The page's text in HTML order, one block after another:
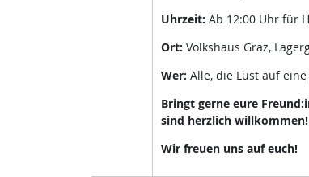
Uhrzeit: Ab 12:00 Uhr für
Ort: Volkshaus Graz,
Wer: Alle, die Lust auf
Bringt gerne eure
sind herzlich willkommen!
Wir freuen uns auf euch!